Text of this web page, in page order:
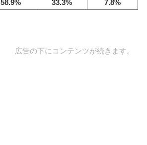
58.9% 33.3% 7.8%
広告の下にコンテンツが続きます。